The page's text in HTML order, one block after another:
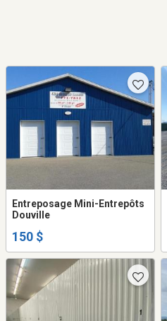
Entreposage Mini-Entrepôts
Douville
150 $